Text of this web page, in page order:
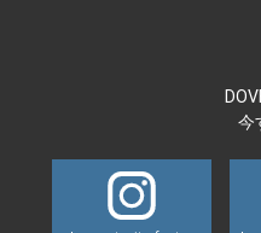
11-01-42-
今